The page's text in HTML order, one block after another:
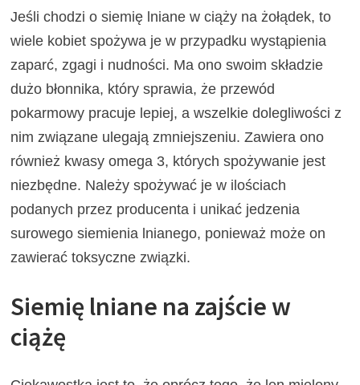
Jeśli chodzi o siemię lniane w ciąży na żołądek, to
wiele kobiet spożywa je w przypadku wystąpienia
zaparć, zgagi i nudności. Ma ono swoim składzie
dużo błonnika, który sprawia, że przewód
pokarmowy pracuje lepiej, a wszelkie dolegliwości z
nim związane ulegają zmniejszeniu. Zawiera ono
również kwasy omega 3, których spożywanie jest
niezbędne. Należy spożywać je w ilościach
podanych przez producenta i unikać jedzenia
surowego siemienia lnianego, ponieważ może on
zawierać toksyczne związki.
Siemię lniane na zajście w
ciążę